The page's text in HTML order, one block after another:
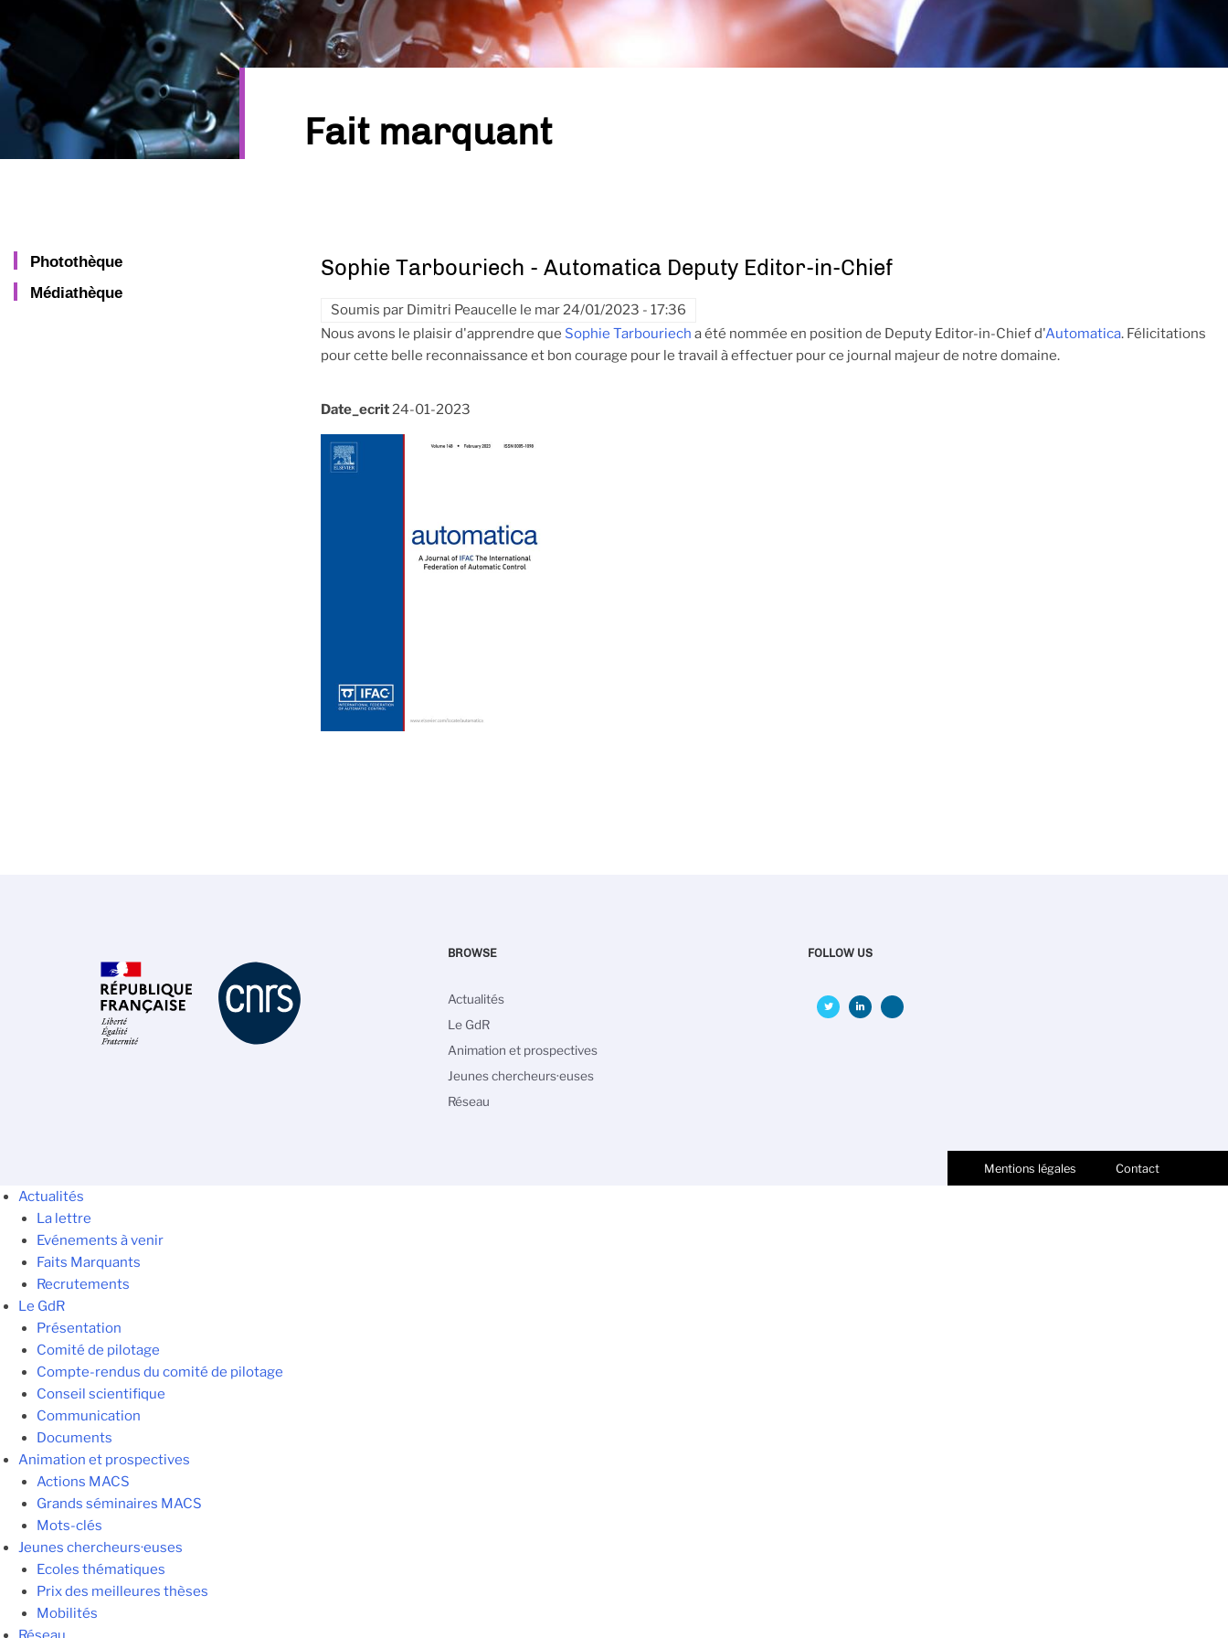
Fait marquant
Photothèque
Médiathèque
Sophie Tarbouriech - Automatica Deputy Editor-in-Chief
Soumis par Dimitri Peaucelle le mar 24/01/2023 - 17:36
Nous avons le plaisir d'apprendre que Sophie Tarbouriech a été nommée en position de Deputy Editor-in-Chief d'Automatica. Félicitations
pour cette belle reconnaissance et bon courage pour le travail à effectuer pour ce journal majeur de notre domaine.
Date_ecrit24-01-2023
BROWSE
Navigation
principale
Actualités
Le GdR
Animation et prospectives
Jeunes chercheurs·euses
Réseau
FOLLOW US
Mentions légales Contact
Actualités
La lettre
Evénements à venir
Faits Marquants
Recrutements
Le GdR
Présentation
Comité de pilotage
Compte-rendus du comité de pilotage
Conseil scientifique
Communication
Documents
Animation et prospectives
Actions MACS
Grands séminaires MACS
Mots-clés
Jeunes chercheurs·euses
Ecoles thématiques
Prix des meilleures thèses
Mobilités